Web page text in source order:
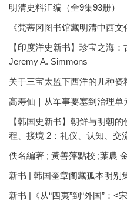
明清史料汇编（全9集93册）
《梵蒂冈图书馆藏明清中西
【印度洋史新书】珍宝之海
Jeremy A. Simmons
关于三宝太监下西洋的几种资
高寿仙｜从军事要塞到治理
【韩国史新书】朝鲜与明朝
程、接境 2：礼仪、认知、交
佚名編著 ; 黃善萍點校 ;葉農
新书 | 韩国奎章阁藏孤本明别
新书 |《从“四夷”到“外国”：<